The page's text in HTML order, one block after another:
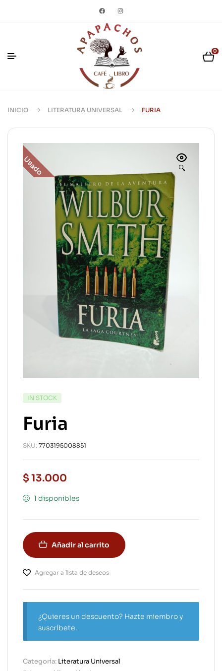
0
INICIO LITERATURA UNIVERSAL FURIA
Usado 🔍
IN STOCK
Furia
SKU: 7703195008851
$13.000
1 disponibles
Añadir al carrito
Agregar a lista de deseos
¿Quieres un descuento? Hazte miembro y
suscríbete.
Categoría: Literatura Universal